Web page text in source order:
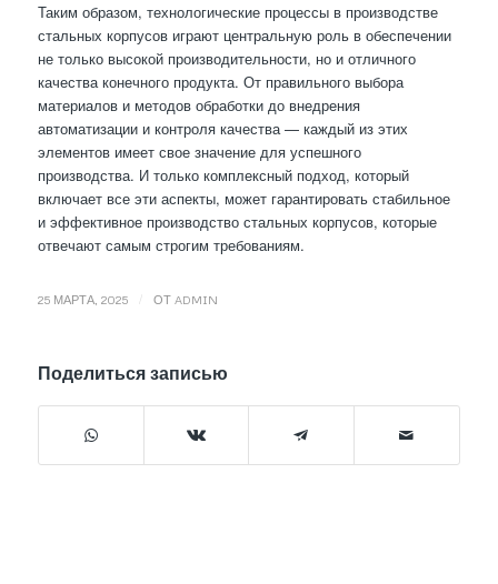
Таким образом, технологические процессы в производстве
стальных корпусов играют центральную роль в обеспечении
не только высокой производительности, но и отличного
качества конечного продукта. От правильного выбора
материалов и методов обработки до внедрения
автоматизации и контроля качества — каждый из этих
элементов имеет свое значение для успешного
производства. И только комплексный подход, который
включает все эти аспекты, может гарантировать стабильное
и эффективное производство стальных корпусов, которые
отвечают самым строгим требованиям.
25 МАРТА, 2025 ОТ ADMIN
Поделиться записью